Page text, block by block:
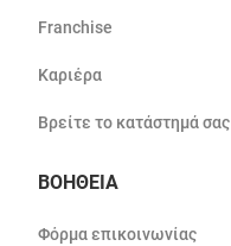
Franchise
Καριέρα
Βρείτε το κατάστημά σας
ΒΟΗΘΕΙΑ
Φόρμα επικοινωνίας